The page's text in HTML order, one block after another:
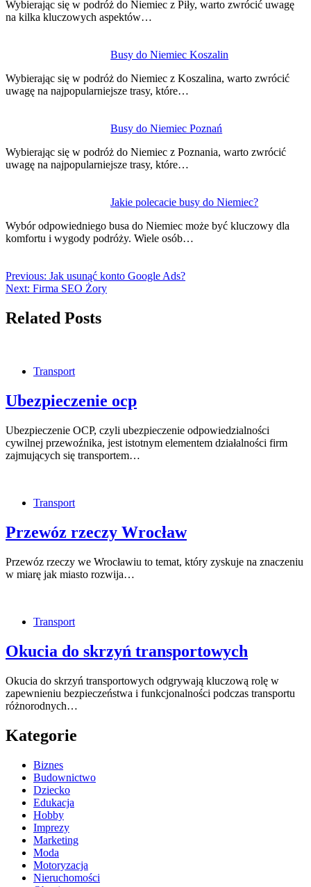
Wybierając się w podróż do Niemiec z Piły, warto zwrócić uwagę
na kilka kluczowych aspektów…
Busy do Niemiec Koszalin
Wybierając się w podróż do Niemiec z Koszalina, warto zwrócić
uwagę na najpopularniejsze trasy, które…
Busy do Niemiec Poznań
Wybierając się w podróż do Niemiec z Poznania, warto zwrócić
uwagę na najpopularniejsze trasy, które…
Jakie polecacie busy do Niemiec?
Wybór odpowiedniego busa do Niemiec może być kluczowy dla
komfortu i wygody podróży. Wiele osób…
Previous: Jak usunąć konto Google Ads?
Next: Firma SEO Żory
Related Posts
Transport
Ubezpieczenie ocp
Ubezpieczenie OCP, czyli ubezpieczenie odpowiedzialności
cywilnej przewoźnika, jest istotnym elementem działalności firm
zajmujących się transportem…
Transport
Przewóz rzeczy Wrocław
Przewóz rzeczy we Wrocławiu to temat, który zyskuje na znaczeniu
w miarę jak miasto rozwija…
Transport
Okucia do skrzyń transportowych
Okucia do skrzyń transportowych odgrywają kluczową rolę w
zapewnieniu bezpieczeństwa i funkcjonalności podczas transportu
różnorodnych…
Kategorie
Biznes
Budownictwo
Dziecko
Edukacja
Hobby
Imprezy
Marketing
Moda
Motoryzacja
Nieruchomości